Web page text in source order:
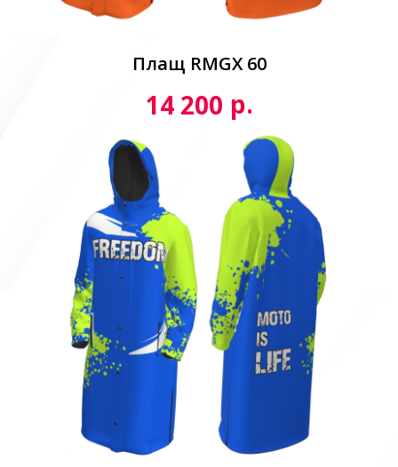
Плащ RMGX 60
14 200 р.